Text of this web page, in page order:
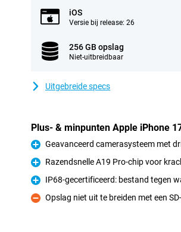
iOS
Versie bij release: 26
256 GB opslag
Niet-uitbreidbaar
Uitgebreide specs
Plus- & minpunten Apple iPhone
Pluspunt
Geavanceerd camerasysteem met
Pluspunt
Razendsnelle A19 Pro-chip voor
Pluspunt
IP68-gecertificeerd: bestand tegen
Minpunt
Opslag niet uit te breiden met een